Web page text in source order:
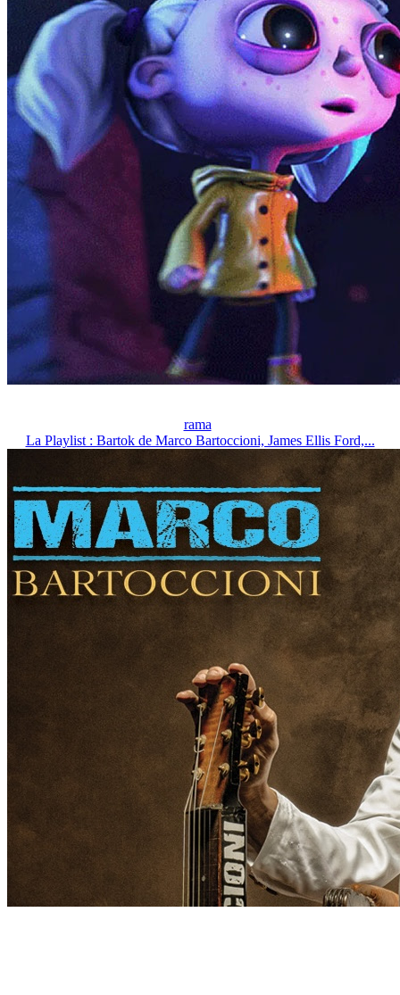
rama
La Playlist : Bartok de Marco Bartoccioni, James Ellis Ford,...